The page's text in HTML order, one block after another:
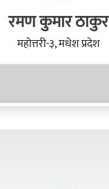
रमण कुमार ठाकुर
महोत्तरी-३, मधेश प्रदेश